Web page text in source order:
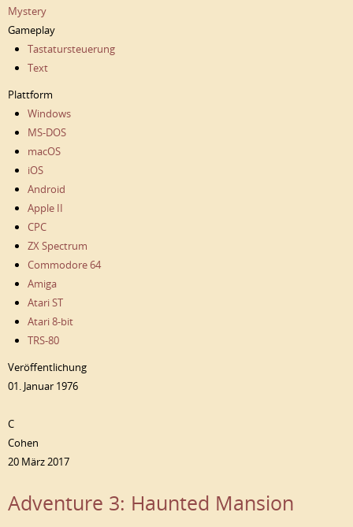
Mystery
Gameplay
Tastatursteuerung
Text
Plattform
Windows
MS-DOS
macOS
iOS
Android
Apple II
CPC
ZX Spectrum
Commodore 64
Amiga
Atari ST
Atari 8-bit
TRS-80
Veröffentlichung
01. Januar 1976
C
Cohen
20 März 2017
Adventure 3: Haunted Mansion